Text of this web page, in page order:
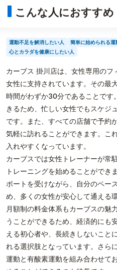
こんな人におすすめ
運動不足を解消したい人
簡単に始められる運
心とカラダを健康にしたい人
カーブス 掛川店は、女性専用の
女性に支持されています。その最
時間がわずか30分であることです
きるため、忙しい女性でもスケジ
です。また、すべての店舗で予約
気軽に訪れることができます。こ
入れやすくなっています。
カーブスでは女性トレーナーが常
トレーニングを始めることができ
ポートを受けながら、自分のペー
め、多くの女性が安心して通える
月額制の料金体系もカーブスの魅
うことができるため、経済的にも
える初心者や、長続きしないこと
れる選択肢となっています。さら
運動と有酸素運動を組み合わせて